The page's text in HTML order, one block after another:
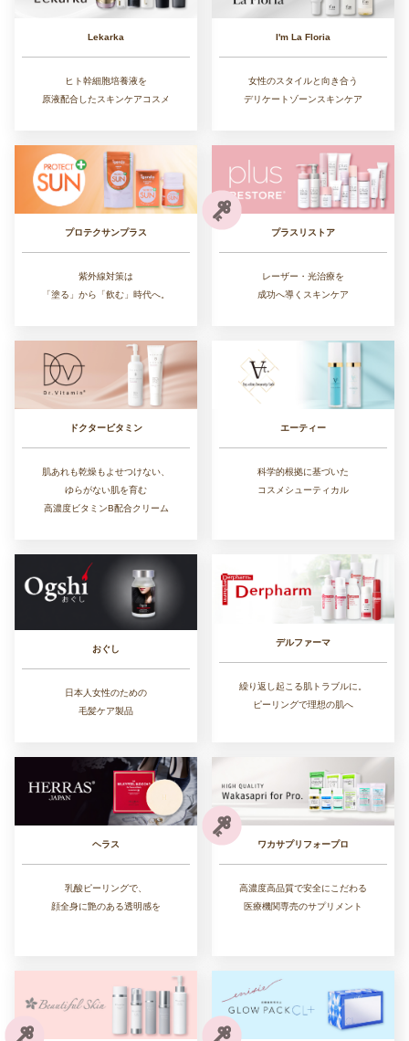
Lekarka
ヒト幹細胞培養液を
原液配合したスキンケアコスメ
I'm La Floria
女性のスタイルと向き合う
デリケートゾーンスキンケア
プロテクサンプラス
紫外線対策は
「塗る」から「飲む」時代へ。
プラスリストア
レーザー・光治療を
成功へ導くスキンケア
ドクタービタミン
肌あれも乾燥もよせつけない、
ゆらがない肌を育む
高濃度ビタミンB配合クリーム
エーティー
科学的根拠に基づいた
コスメシューティカル
おぐし
日本人女性のための
毛髪ケア製品
デルファーマ
繰り返し起こる肌トラブルに。
ピーリングで理想の肌へ
ヘラス
乳酸ピーリングで、
顔全身に艶のある透明感を
ワカサプリフォープロ
高濃度高品質で安全にこだわる
医療機関専売のサプリメント